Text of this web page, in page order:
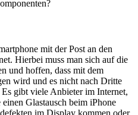
mit der Post an den
Hierbei muss man sich auf die
und hoffen, dass mit dem
wird und es nicht nach Dritte
gibt viele Anbieter im Internet,
Glastausch beim iPhone
im Display kommen oder